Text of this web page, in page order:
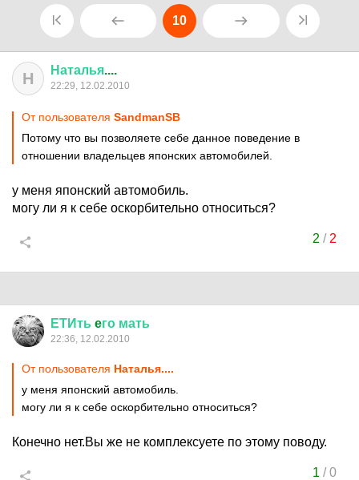
10
Н Наталья....
22:29, 12.02.2010
От пользователя SandmanSB
Потому что вы позволяете себе данное поведение в
отношении владельцев японских автомобилей.
у меня японский автомобиль.
могу ли я к себе оскорбительно относиться?
2 / 2
ЕТИть eго мать
22:36, 12.02.2010
От пользователя Наталья....
у меня японский автомобиль.
могу ли я к себе оскорбительно относиться?
Конечно нет.Вы же не комплексуете по этому поводу.
1 /0